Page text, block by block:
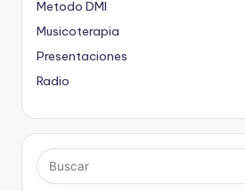
Metodo DMI
Musicoterapia
Presentaciones
Radio